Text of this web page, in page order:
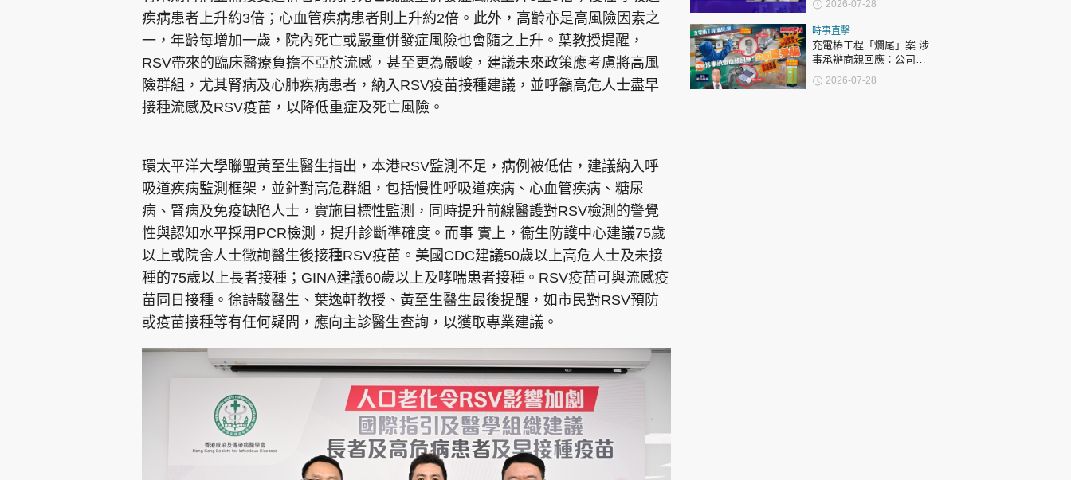
疾病患者上升約3倍；心血管疾病患者則上升約2倍。此外，高齡亦是高風險因素之
一，年齡每增加一歲，院內死亡或嚴重併發症風險也會隨之上升。葉教授提醒，
RSV帶來的臨床醫療負擔不亞於流感，甚至更為嚴峻，建議未來政策應考慮將高風
險群組，尤其腎病及心肺疾病患者，納入RSV疫苗接種建議，並呼籲高危人士盡早
接種流感及RSV疫苗，以降低重症及死亡風險。
環太平洋大學聯盟黃至生醫生指出，本港RSV監測不足，病例被低估，建議納入呼
吸道疾病監測框架，並針對高危群組，包括慢性呼吸道疾病、心血管疾病、糖尿
病、腎病及免疫缺陷人士，實施目標性監測，同時提升前線醫護對RSV檢測的警覺
性與認知水平採用PCR檢測，提升診斷準確度。而事 實上，衞生防護中心建議75歲
以上或院舍人士徵詢醫生後接種RSV疫苗。美國CDC建議50歲以上高危人士及未接
種的75歲以上長者接種；GINA建議60歲以上及哮喘患者接種。RSV疫苗可與流感疫
苗同日接種。徐詩駿醫生、葉逸軒教授、黃至生醫生最後提醒，如市民對RSV預防
或疫苗接種等有任何疑問，應向主診醫生查詢，以獲取專業建議。
2026-07-28
時事直擊
充電樁工程「爛尾」案 涉
事承辦商親回應：公司疑
受騙
2026-07-28